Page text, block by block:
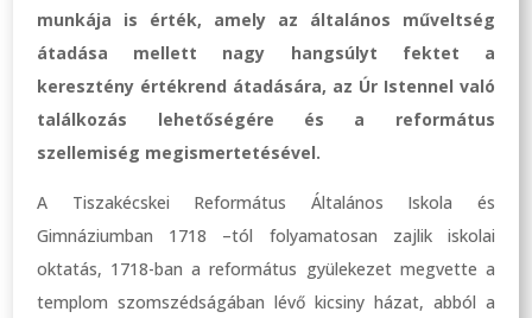
munkája is érték, amely az általános műveltség
átadása mellett nagy hangsúlyt fektet a
keresztény értékrend átadására, az Úr Istennel való
találkozás lehetőségére és a református
szellemiség megismertetésével.
A Tiszakécskei Református Általános Iskola és
Gimnáziumban 1718 –tól folyamatosan zajlik iskolai
oktatás, 1718-ban a református gyülekezet megvette a
templom szomszédságában lévő kicsiny házat, abból a